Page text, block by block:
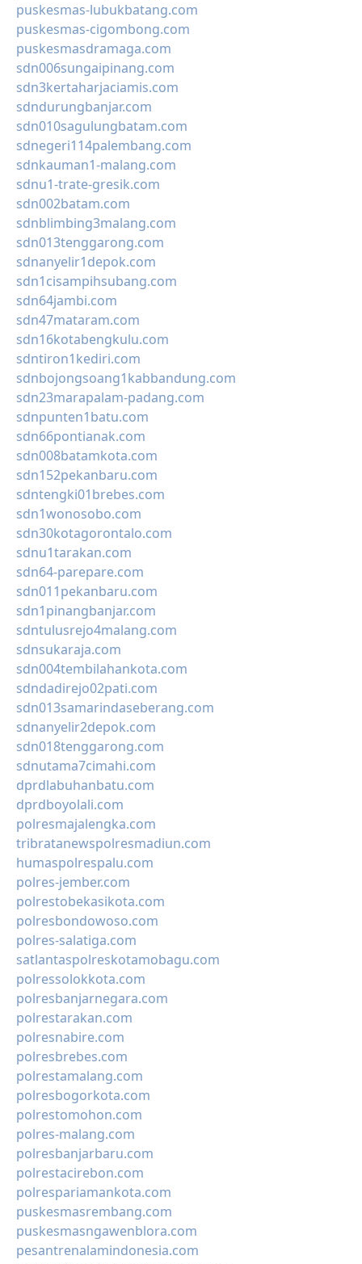
puskesmas-lubukbatang.com
puskesmas-cigombong.com
puskesmasdramaga.com
sdn006sungaipinang.com
sdn3kertaharjaciamis.com
sdndurungbanjar.com
sdn010sagulungbatam.com
sdnegeri114palembang.com
sdnkauman1-malang.com
sdnu1-trate-gresik.com
sdn002batam.com
sdnblimbing3malang.com
sdn013tenggarong.com
sdnanyelir1depok.com
sdn1cisampihsubang.com
sdn64jambi.com
sdn47mataram.com
sdn16kotabengkulu.com
sdntiron1kediri.com
sdnbojongsoang1kabbandung.com
sdn23marapalam-padang.com
sdnpunten1batu.com
sdn66pontianak.com
sdn008batamkota.com
sdn152pekanbaru.com
sdntengki01brebes.com
sdn1wonosobo.com
sdn30kotagorontalo.com
sdnu1tarakan.com
sdn64-parepare.com
sdn011pekanbaru.com
sdn1pinangbanjar.com
sdntulusrejo4malang.com
sdnsukaraja.com
sdn004tembilahankota.com
sdndadirejo02pati.com
sdn013samarindaseberang.com
sdnanyelir2depok.com
sdn018tenggarong.com
sdnutama7cimahi.com
dprdlabuhanbatu.com
dprdboyolali.com
polresmajalengka.com
tribratanewspolresmadiun.com
humaspolrespalu.com
polres-jember.com
polrestobekasikota.com
polresbondowoso.com
polres-salatiga.com
satlantaspolreskotamobagu.com
polressolokkota.com
polresbanjarnegara.com
polrestarakan.com
polresnabire.com
polresbrebes.com
polrestamalang.com
polresbogorkota.com
polrestomohon.com
polres-malang.com
polresbanjarbaru.com
polrestacirebon.com
polrespariamankota.com
puskesmasrembang.com
puskesmasngawenblora.com
pesantrenalamindonesia.com